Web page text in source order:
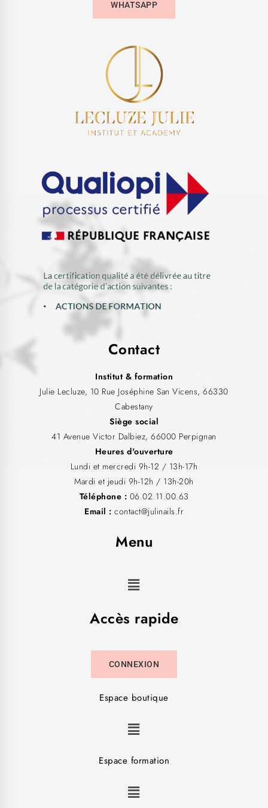
WHATSAPP
Contact
Institut & formation
Julie Lecluze, 10 Rue Joséphine San Vicens, 66330
Cabestany
Siège social
41 Avenue Victor Dalbiez, 66000 Perpignan
Heures d'ouverture
Lundi et mercredi 9h-12 / 13h-17h
Mardi et jeudi 9h-12h / 13h-20h
Téléphone : 06.02.11.00.63
Email : contact@julinails.fr
Menu
Accès rapide
CONNEXION
Espace boutique
Espace formation